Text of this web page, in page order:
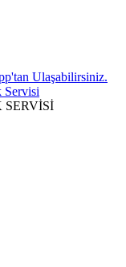
Ulaşabilirsiniz.
SERVİSİ